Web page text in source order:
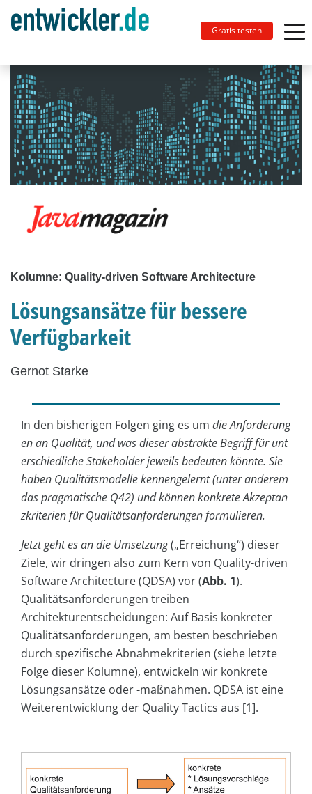
Gratis testen
Kolumne: Quality-driven Software Architecture
Lösungsansätze für bessere
Verfügbarkeit
Gernot Starke
In den bisherigen Folgen ging es um die Anforderung
en an Qualität, und was dieser abstrakte Begriff für unt
erschiedliche Stakeholder jeweils bedeuten könnte. Sie
haben Qualitätsmodelle kennengelernt (unter anderem
das pragmatische Q42) und können konkrete Akzeptan
zkriterien für Qualitätsanforderungen formulieren.
Jetzt geht es an die Umsetzung(„Erreichung“) dieser
Ziele, wir dringen also zum Kern von Quality-driven
Software Architecture (QDSA) vor (Abb. 1).
Qualitätsanforderungen treiben
Architekturentscheidungen: Auf Basis konkreter
Qualitätsanforderungen, am besten beschrieben
durch spezifische Abnahmekriterien (siehe letzte
Folge dieser Kolumne), entwickeln wir konkrete
Lösungsansätze oder -maßnahmen. QDSA ist eine
Weiterentwicklung der Quality Tactics aus [1].